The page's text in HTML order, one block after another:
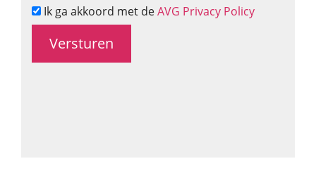
Ik ga akkoord met deAVG Privacy Policy